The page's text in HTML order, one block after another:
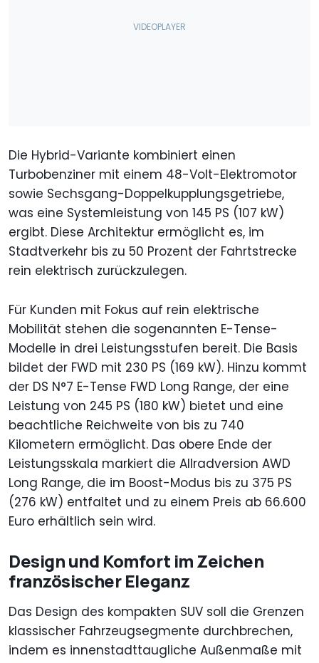
Die Hybrid-Variante kombiniert einen
Turbobenziner mit einem 48-Volt-Elektromotor
sowie Sechsgang-Doppelkupplungsgetriebe,
was eine Systemleistung von 145 PS (107 kW)
ergibt. Diese Architektur ermöglicht es, im
Stadtverkehr bis zu 50 Prozent der Fahrtstrecke
rein elektrisch zurückzulegen.
Für Kunden mit Fokus auf rein elektrische
Mobilität stehen die sogenannten E-Tense-
Modelle in drei Leistungsstufen bereit. Die Basis
bildet der FWD mit 230 PS (169 kW). Hinzu kommt
der DS N°7 E-Tense FWD Long Range, der eine
Leistung von 245 PS (180 kW) bietet und eine
beachtliche Reichweite von bis zu 740
Kilometern ermöglicht. Das obere Ende der
Leistungsskala markiert die Allradversion AWD
Long Range, die im Boost-Modus bis zu 375 PS
(276 kW) entfaltet und zu einem Preis ab 66.600
Euro erhältlich sein wird.
Design und Komfort im Zeichen
französischer Eleganz
Das Design des kompakten SUV soll die Grenzen
klassischer Fahrzeugsegmente durchbrechen,
indem es innenstadttaugliche Außenmaße mit